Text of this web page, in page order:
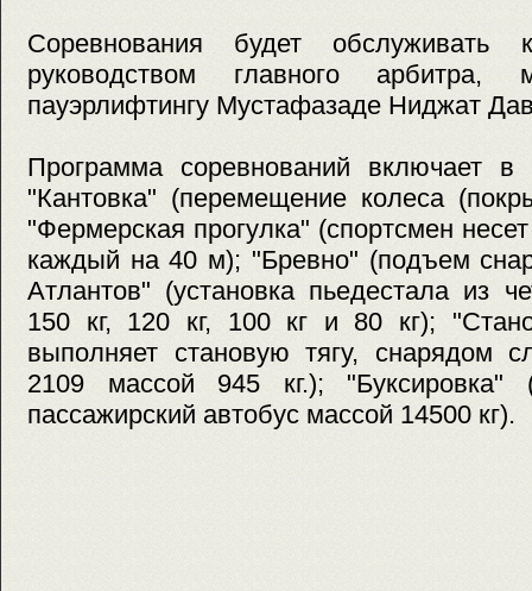
Соревнования будет обслуживать
руководством главного
пауэрлифтингу Мустафазаде Ниджат
Программа соревнований включает
"Кантовка" (перемещение колеса
"Фермерская прогулка" (спортсмен
каждый на 40 м); "Бревно" (подъем
Атлантов" (установка пьедестала из
150 кг, 120 кг, 100 кг и 80 кг);
выполняет становую тягу, снарядом
2109 массой 945 кг.); "Буксировка"
пассажирский автобус массой 14500 кг).